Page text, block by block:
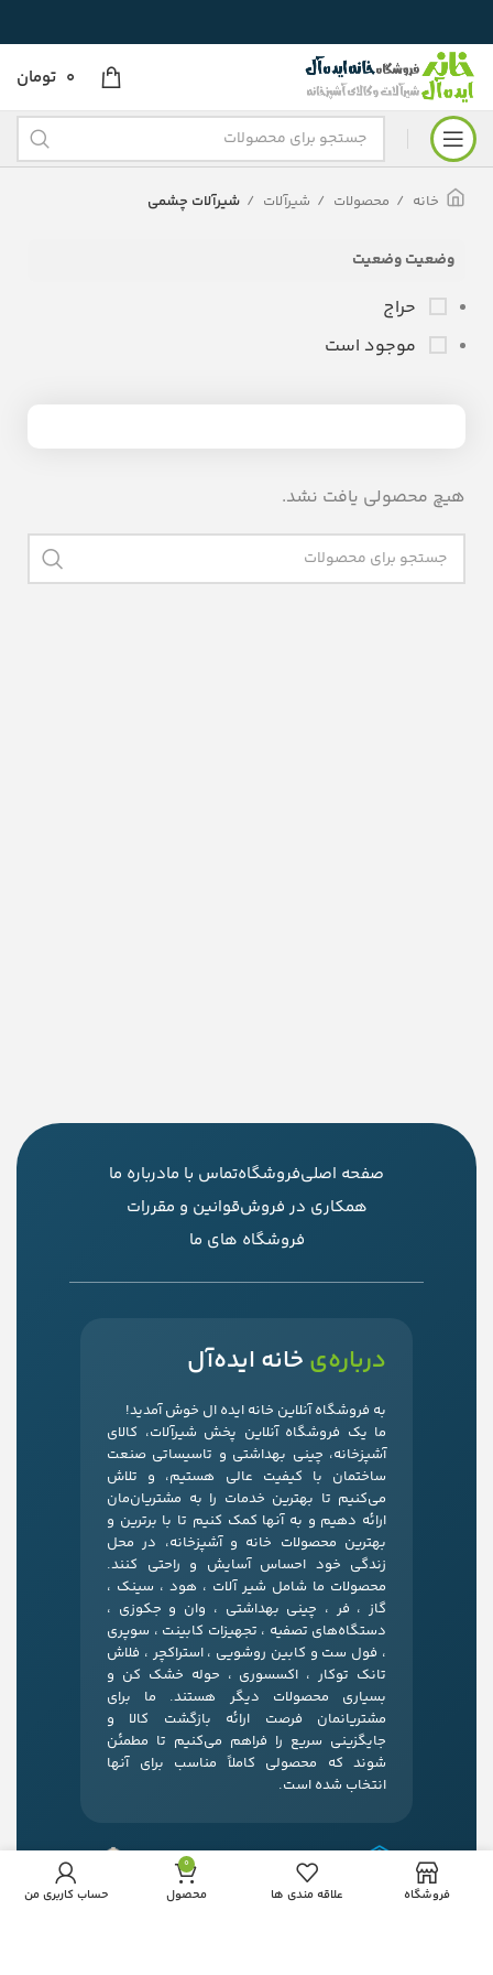
0 تومان
خانه محصولات شیرآلات شیرآلات چشمی
وضعیت وضعیت
حراج
موجود است
هیچ محصولی یافت نشد.
صفحه اصلیفروشگاهتماس با مادرباره ما
همکاری در فروشقوانین و مقررات
فروشگاه های ما
درباره‌ی خانه ایده‌آل
به فروشگاه آنلاین خانه ایده ال خوش آمدید!
ما یک فروشگاه آنلاین پخش شیرآلات، کالای
آشپزخانه، چینی بهداشتی و تاسیساتی صنعت
ساختمان با کیفیت عالی هستیم، و تلاش
می‌کنیم تا بهترین خدمات را به مشتریان‌مان
ارائه دهیم و به آنها کمک کنیم تا با برترین و
بهترین محصولات خانه و آشپزخانه، در محل
زندگی خود احساس آسایش و راحتی کنند.
محصولات ما شامل شیر آلات ، هود ، سینک ،
گاز ، فر ، چینی بهداشتی ، وان و جکوزی ،
دستگاه‌های تصفیه ، تجهیزات کابینت ، سوپری
، فول ست و کابین روشویی ، استراکچر ، فلاش
تانک توکار ، اکسسوری ، حوله خشک کن و
بسیاری محصولات دیگر هستند. ما برای
مشتریانمان فرصت ارائه بازگشت کالا و
جایگزینی سریع را فراهم می‌کنیم تا مطمئن
شوند که محصولی کاملاً مناسب برای آنها
انتخاب شده است.
فروشگاه علاقه مندی ها
0
محصول حساب کاربری من